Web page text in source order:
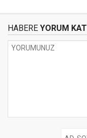
HABERE YORUM KAT